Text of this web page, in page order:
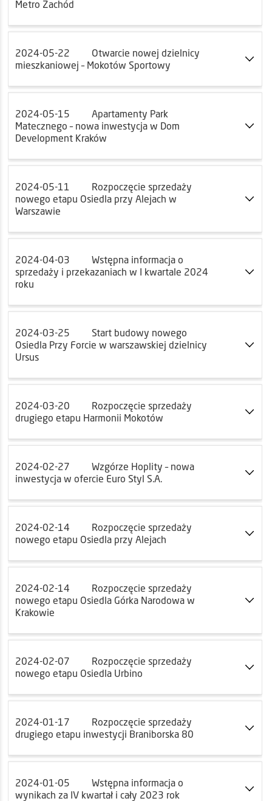
Metro Zachód
2024-05-22
Otwarcie nowej dzielnicy
mieszkaniowej – Mokotów Sportowy
2024-05-15
Apartamenty Park
Matecznego – nowa inwestycja w Dom
Development Kraków
2024-05-11
Rozpoczęcie sprzedaży
nowego etapu Osiedla przy Alejach w
Warszawie
2024-04-03
Wstępna informacja o
sprzedaży i przekazaniach w I kwartale 2024
roku
2024-03-25
Start budowy nowego
Osiedla Przy Forcie w warszawskiej dzielnicy
Ursus
2024-03-20
Rozpoczęcie sprzedaży
drugiego etapu Harmonii Mokotów
2024-02-27
Wzgórze Hoplity – nowa
inwestycja w ofercie Euro Styl S.A.
2024-02-14
Rozpoczęcie sprzedaży
nowego etapu Osiedla przy Alejach
2024-02-14
Rozpoczęcie sprzedaży
nowego etapu Osiedla Górka Narodowa w
Krakowie
2024-02-07
Rozpoczęcie sprzedaży
nowego etapu Osiedla Urbino
2024-01-17
Rozpoczęcie sprzedaży
drugiego etapu inwestycji Braniborska 80
2024-01-05
Wstępna informacja o
wynikach za IV kwartał i cały 2023 rok